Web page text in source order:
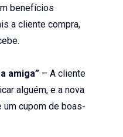
benefícios
a cliente compra,
amiga” – A cliente
alguém, e a nova
cupom de boas-